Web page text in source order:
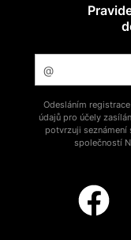
Odesláním
údajů pro účely
potvrzuji seznámení
společností